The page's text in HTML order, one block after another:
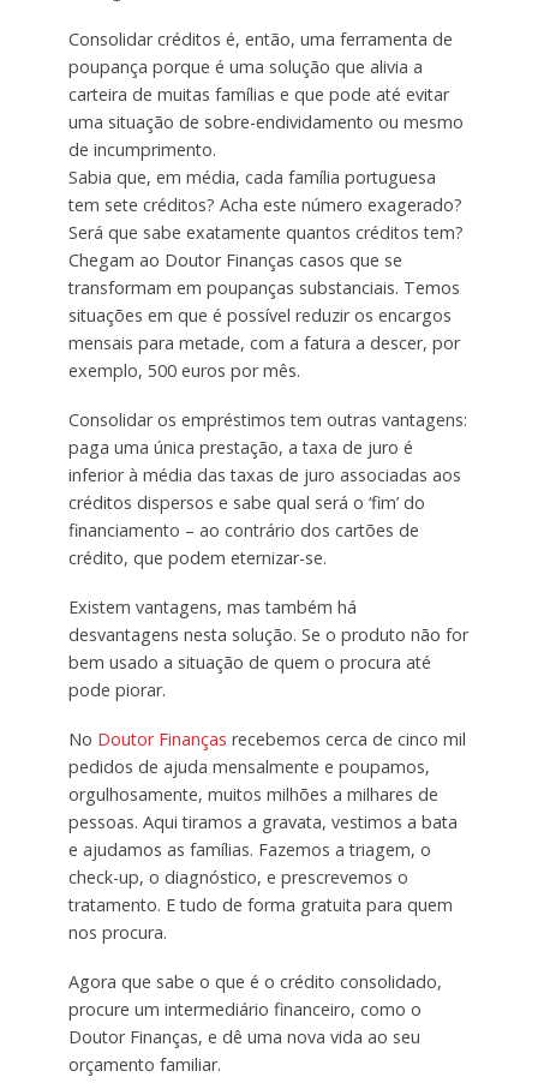
Consolidar créditos é, então, uma ferramenta de
poupança porque é uma solução que alivia a
carteira de muitas famílias e que pode até evitar
uma situação de sobre-endividamento ou mesmo
de incumprimento.
Sabia que, em média, cada família portuguesa
tem sete créditos? Acha este número exagerado?
Será que sabe exatamente quantos créditos tem?
Chegam ao Doutor Finanças casos que se
transformam em poupanças substanciais. Temos
situações em que é possível reduzir os encargos
mensais para metade, com a fatura a descer, por
exemplo, 500 euros por mês.
Consolidar os empréstimos tem outras vantagens:
paga uma única prestação, a taxa de juro é
inferior à média das taxas de juro associadas aos
créditos dispersos e sabe qual será o ‘fim’ do
financiamento – ao contrário dos cartões de
crédito, que podem eternizar-se.
Existem vantagens, mas também há
desvantagens nesta solução. Se o produto não for
bem usado a situação de quem o procura até
pode piorar.
No Doutor Finanças recebemos cerca de cinco mil
pedidos de ajuda mensalmente e poupamos,
orgulhosamente, muitos milhões a milhares de
pessoas. Aqui tiramos a gravata, vestimos a bata
e ajudamos as famílias. Fazemos a triagem, o
check-up, o diagnóstico, e prescrevemos o
tratamento. E tudo de forma gratuita para quem
nos procura.
Agora que sabe o que é o crédito consolidado,
procure um intermediário financeiro, como o
Doutor Finanças, e dê uma nova vida ao seu
orçamento familiar.